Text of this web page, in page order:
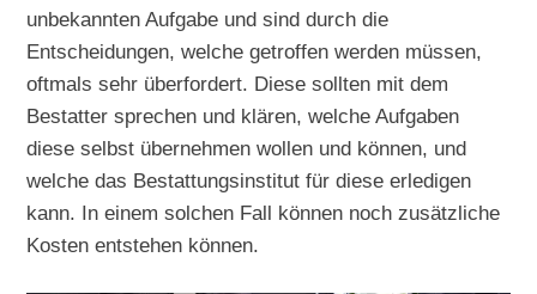
unbekannten Aufgabe und sind durch die
Entscheidungen, welche getroffen werden müssen,
oftmals sehr überfordert. Diese sollten mit dem
Bestatter sprechen und klären, welche Aufgaben
diese selbst übernehmen wollen und können, und
welche das Bestattungsinstitut für diese erledigen
kann. In einem solchen Fall können noch zusätzliche
Kosten entstehen können.